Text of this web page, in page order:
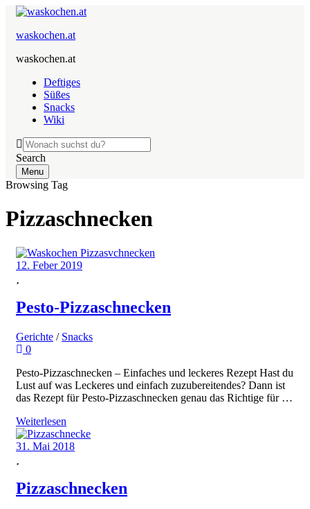
waskochen.at
waskochen.at
Deftiges
Süßes
Snacks
Wiki
Search
Menu
Browsing Tag
Pizzaschnecken
12. Feber 2019
Pesto-Pizzaschnecken
Gerichte / Snacks
0
Pesto-Pizzaschnecken – Einfaches und leckeres Rezept Hast du
Lust auf was Leckeres und einfach zuzubereitendes? Dann ist
das Rezept für Pesto-Pizzaschnecken genau das Richtige für …
Weiterlesen
31. Mai 2018
Pizzaschnecken